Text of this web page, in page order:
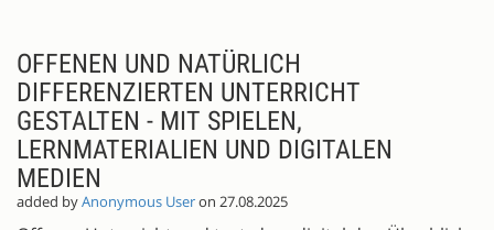
OFFENEN UND NATÜRLICH
DIFFERENZIERTEN UNTERRICHT
GESTALTEN - MIT SPIELEN,
LERNMATERIALIEN UND DIGITALEN
MEDIEN
added byAnonymous Useron 27.08.2025